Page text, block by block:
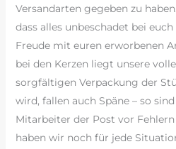
Versandarten gegeben zu
dass alles unbeschadet bei
Freude mit euren erworbenen
bei den Kerzen liegt unsere
sorgfältigen Verpackung der
wird, fallen auch Späne – so
Mitarbeiter der Post vor
haben wir noch für jede